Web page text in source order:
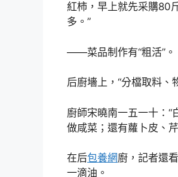
紅柿，早上就先采購80
多。”
——菜品制作有“粗活”。
后廚墻上，“分檔取料、
廚師宋曉南一五一十：“
做咸菜；還有蘿卜皮、
在后包養網廚，記者還
一滴油。